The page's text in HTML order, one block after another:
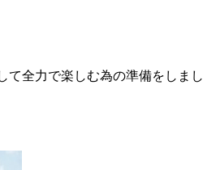
て全力で楽しむ為の準備をしまし